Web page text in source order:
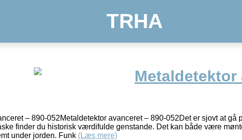
TRHA
Metaldetektor
– 890-052Metaldetektor avanceret – 890-052Det er sjovt at gå
finder du historisk værdifulde genstande. Det kan både være
under jorden. Funk (Læs mere)